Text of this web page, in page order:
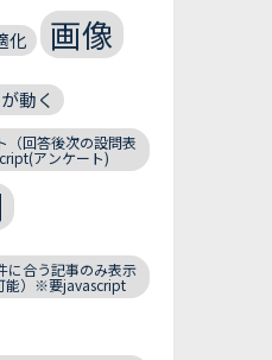
化 画像
動く
（回答後次の設問表
アンケート)
に合う記事のみ表示
能）※要javascript